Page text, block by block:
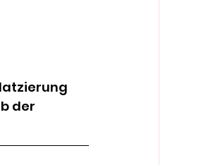
der